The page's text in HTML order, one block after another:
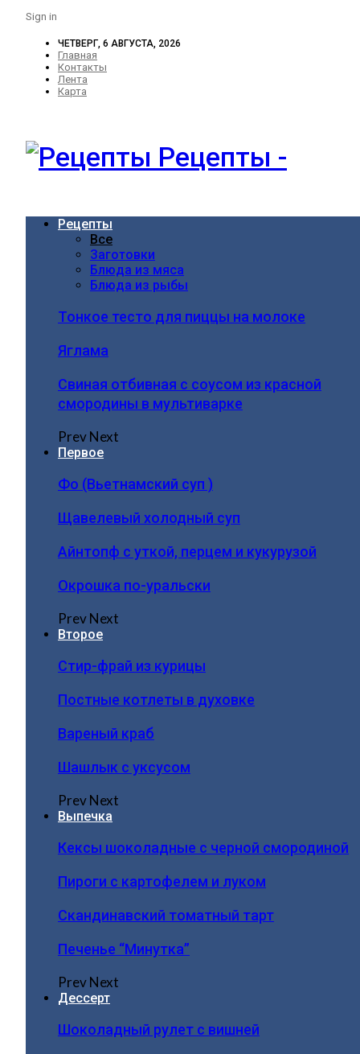
Sign in
ЧЕТВЕРГ, 6 АВГУСТА, 2026
Главная
Контакты
Лента
Карта
Рецепты -
Рецепты
Все
Заготовки
Блюда из мяса
Блюда из рыбы
Тонкое тесто для пиццы на молоке
Яглама
Свиная отбивная с соусом из красной
смородины в мультиварке
PrevNext
Первое
Фо (Вьетнамский суп )
Щавелевый холодный суп
Айнтопф с уткой, перцем и кукурузой
Окрошка по-уральски
PrevNext
Второе
Стир-фрай из курицы
Постные котлеты в духовке
Вареный краб
Шашлык с уксусом
PrevNext
Выпечка
Кексы шоколадные с черной смородиной
Пироги c картофелем и луком
Скандинавский томатный тарт
Печенье “Минутка”
PrevNext
Дессерт
Шоколадный рулет с вишней